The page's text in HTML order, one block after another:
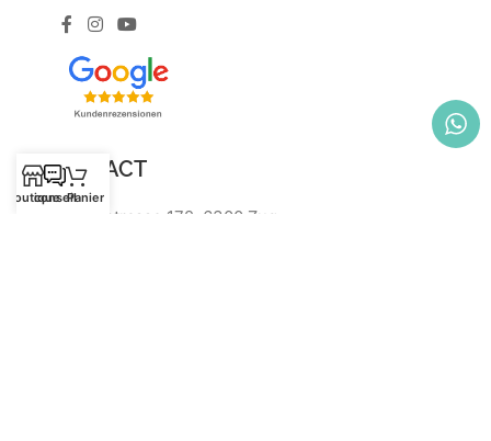
CONTACT
Chamerstrasse 172, 6300 Zug
Boutique
conseilPanier